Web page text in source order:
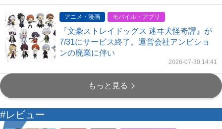
アニメ・漫画 モバイル・アプリ
『文豪ストレイドッグス 迷ヰ犬怪奇譚』が
7/31にサービス終了。運営会社アンビショ
ンの廃業に伴い
2026-07-30 14:41
もっと見る
#レビュー